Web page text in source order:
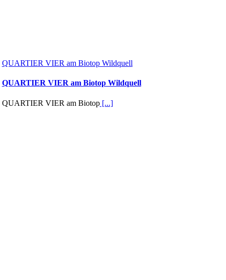
QUARTIER VIER am Biotop Wildquell
QUARTIER VIER am Biotop Wildquell
QUARTIER VIER am Biotop[...]